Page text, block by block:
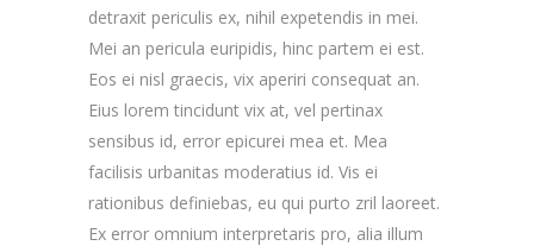
detraxit periculis ex, nihil expetendis in mei.
Mei an pericula euripidis, hinc partem ei est.
Eos ei nisl graecis, vix aperiri consequat an.
Eius lorem tincidunt vix at, vel pertinax
sensibus id, error epicurei mea et. Mea
facilisis urbanitas moderatius id. Vis ei
rationibus definiebas, eu qui purto zril laoreet.
Ex error omnium interpretaris pro, alia illum